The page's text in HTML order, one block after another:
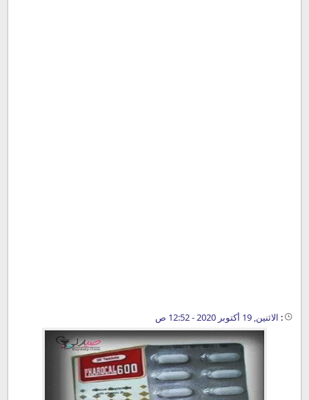
: الاثنين, 19 أكتوبر 2020 - 12:52 ص